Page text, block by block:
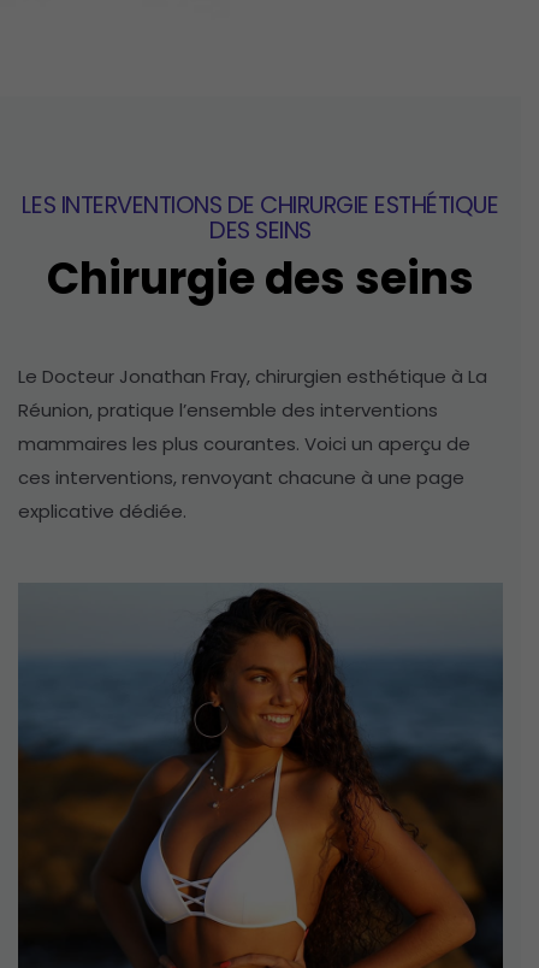
LES INTERVENTIONS DE CHIRURGIE ESTHÉTIQUE
DES SEINS
Chirurgie des seins
Le Docteur Jonathan Fray, chirurgien esthétique à La
Réunion, pratique l’ensemble des interventions
mammaires les plus courantes. Voici un aperçu de
ces interventions, renvoyant chacune à une page
explicative dédiée.